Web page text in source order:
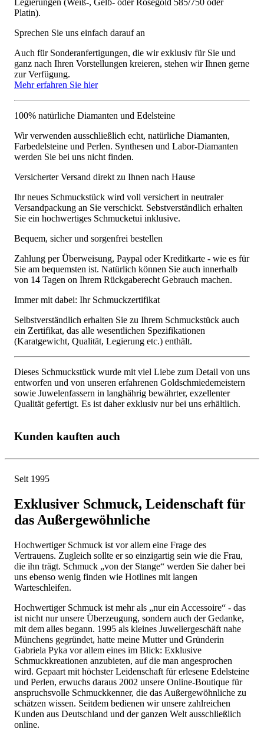
Platin).
Sprechen Sie uns einfach darauf an
Auch für Sonderanfertigungen, die wir exklusiv für Sie und
ganz nach Ihren Vorstellungen kreieren, stehen wir Ihnen gerne
zur Verfügung.
Mehr erfahren Sie hier
100% natürliche Diamanten und Edelsteine
Wir verwenden ausschließlich echt, natürliche Diamanten,
Farbedelsteine und Perlen. Synthesen und Labor-Diamanten
werden Sie bei uns nicht finden.
Versicherter Versand direkt zu Ihnen nach Hause
Ihr neues Schmuckstück wird voll versichert in neutraler
Versandpackung an Sie verschickt. Sebstverständlich erhalten
Sie ein hochwertiges Schmucketui inklusive.
Bequem, sicher und sorgenfrei bestellen
Zahlung per Überweisung, Paypal oder Kreditkarte - wie es für
Sie am bequemsten ist. Natürlich können Sie auch innerhalb
von 14 Tagen on Ihrem Rückgaberecht Gebrauch machen.
Immer mit dabei: Ihr Schmuckzertifikat
Selbstverständlich erhalten Sie zu Ihrem Schmuckstück auch
ein Zertifikat, das alle wesentlichen Spezifikationen
(Karatgewicht, Qualität, Legierung etc.) enthält.
Dieses Schmuckstück wurde mit viel Liebe zum Detail von uns
entworfen und von unseren erfahrenen Goldschmiedemeistern
sowie Juwelenfassern in langhährig bewährter, exzellenter
Qualität gefertigt. Es ist daher exklusiv nur bei uns erhältlich.
Kunden kauften auch
Seit 1995
Exklusiver Schmuck, Leidenschaft für
das Außergewöhnliche
Hochwertiger Schmuck ist vor allem eine Frage des
Vertrauens. Zugleich sollte er so einzigartig sein wie die Frau,
die ihn trägt. Schmuck „von der Stange“ werden Sie daher bei
uns ebenso wenig finden wie Hotlines mit langen
Warteschleifen.
Hochwertiger Schmuck ist mehr als „nur ein Accessoire“ - das
ist nicht nur unsere Überzeugung, sondern auch der Gedanke,
mit dem alles begann. 1995 als kleines Juweliergeschäft nahe
Münchens gegründet, hatte meine Mutter und Gründerin
Gabriela Pyka vor allem eines im Blick: Exklusive
Schmuckkreationen anzubieten, auf die man angesprochen
wird. Gepaart mit höchster Leidenschaft für erlesene Edelsteine
und Perlen, erwuchs daraus 2002 unsere Online-Boutique für
anspruchsvolle Schmuckkenner, die das Außergewöhnliche zu
schätzen wissen. Seitdem bedienen wir unsere zahlreichen
Kunden aus Deutschland und der ganzen Welt ausschließlich
online.